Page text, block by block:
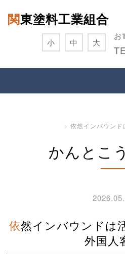
関東塗料工業組合
お
小 中 大
依然インバウン
かんとこ
依然インバウンドは活況・・3月の訪日
外国人